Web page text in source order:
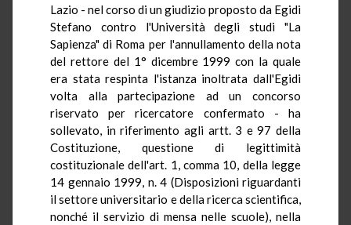
Lazio - nel corso di un giudizio proposto da Egidi
Stefano contro l'Università degli studi "La
Sapienza" di Roma per l'annullamento della nota
del rettore del 1° dicembre 1999 con la quale
era stata respinta l'istanza inoltrata dall'Egidi
volta alla partecipazione ad un concorso
riservato per ricercatore confermato - ha
sollevato, in riferimento agli artt. 3 e 97 della
Costituzione, questione di legittimità
costituzionale dell'art. 1, comma 10, della legge
14 gennaio 1999, n. 4 (Disposizioni riguardanti
il settore universitario e della ricerca scientifica,
nonché il servizio di mensa nelle scuole), nella